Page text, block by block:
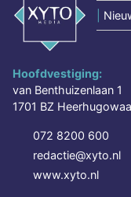
Hoofdvestiging:
van Benthuizenlaan 1
1701 BZ
072 8200 600
redactie@xyto.nl
www.xyto.nl